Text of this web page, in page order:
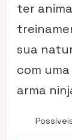
ter
sua
com uma
arma